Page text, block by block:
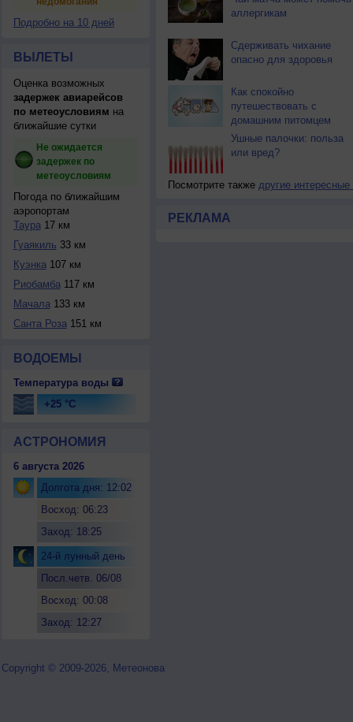
Подробно на 10 дней
ВЫЛЕТЫ
Оценка возможных
задержек авиарейсов
по метеоусловиям на
ближайшие сутки
Не ожидается
задержек по
метеоусловиям
Погода по ближайшим
аэропортам
Таура17 км
Гуаякиль 33 км
Куэнка107 км
Риобамба117 км
Мачала133 км
Санта Роза151 км
ВОДОЕМЫ
Температура воды
+25 °C
АСТРОНОМИЯ
6 августа 2026
Долгота дня: 12:02
Восход: 06:23
Заход: 18:25
24-й лунный день
Посл.четв. 06/08
Восход: 00:08
Заход: 12:27
аллергикам
Сдерживать чихание
опасно для здоровья
Как спокойно
путешествовать с
домашним питомцем
Ушные палочки: польза
или вред?
Посмотрите также другие интересные
РЕКЛАМА
Copyright © 2009-2026, Метеонова